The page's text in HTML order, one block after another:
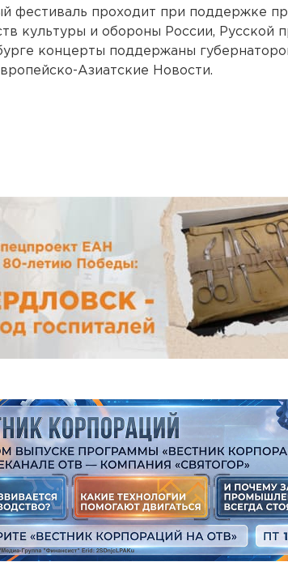
фестиваль проходит при поддержке
культуры и обороны России, Русской
концерты поддержаны
Азиатские Новости.